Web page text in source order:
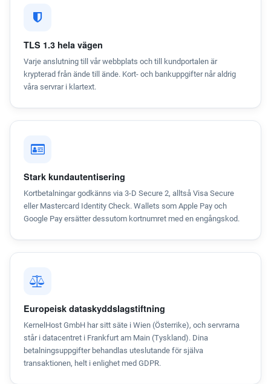
TLS 1.3 hela vägen
Varje anslutning till vår webbplats och till kundportalen är
krypterad från ände till ände. Kort- och bankuppgifter når aldrig
våra servrar i klartext.
Stark kundautentisering
Kortbetalningar godkänns via 3-D Secure 2, alltså Visa Secure
eller Mastercard Identity Check. Wallets som Apple Pay och
Google Pay ersätter dessutom kortnumret med en engångskod.
Europeisk dataskyddslagstiftning
KernelHost GmbH har sitt säte i Wien (Österrike), och servrarna
står i datacentret i Frankfurt am Main (Tyskland). Dina
betalningsuppgifter behandlas uteslutande för själva
transaktionen, helt i enlighet med GDPR.